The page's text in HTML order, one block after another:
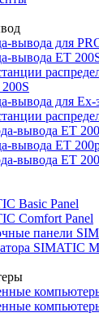
вывода для
вывода ET
вывода для Ex-
вывода ET
вывода ET
вывода ET
Basic Panel
Comfort Panel
панели
SIMATIC